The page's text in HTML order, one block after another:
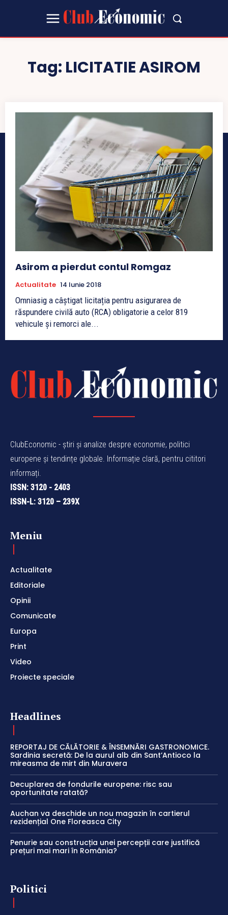
Tag: LICITATIE ASIROM
Asirom a pierdut contul Romgaz
Actualitate 14 Iunie 2018
Omniasig a câștigat licitația pentru asigurarea de
răspundere civilă auto (RCA) obligatorie a celor 819
vehicule și remorci ale...
ClubEconomic - știri și analize despre economie, politici
europene și tendințe globale. Informație clară, pentru cititori
informați.
ISSN: 3120 - 2403
ISSN-L: 3120 – 239X
Meniu
Actualitate
Editoriale
Opinii
Comunicate
Europa
Print
Video
Proiecte speciale
Headlines
REPORTAJ DE CĂLĂTORIE & ÎNSEMNĂRI GASTRONOMICE.
Sardinia secretă: De la aurul alb din Sant’Antioco la
mireasma de mirt din Muravera
Decuplarea de fondurile europene: risc sau
oportunitate ratată?
Auchan va deschide un nou magazin în cartierul
rezidențial One Floreasca City
Penurie sau construcția unei percepții care justifică
prețuri mai mari în România?
Politici